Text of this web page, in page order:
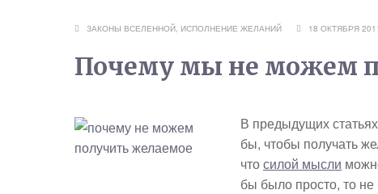
ЗАКОНЫ ВСЕЛЕННОЙ, ИСПОЛНЕНИЕ ЖЕЛАНИЙ 18 ОКТЯБРЯ
Почему мы не можем
В предыдущих
бы, чтобы получать
чтосилой мысли
бы было просто, то